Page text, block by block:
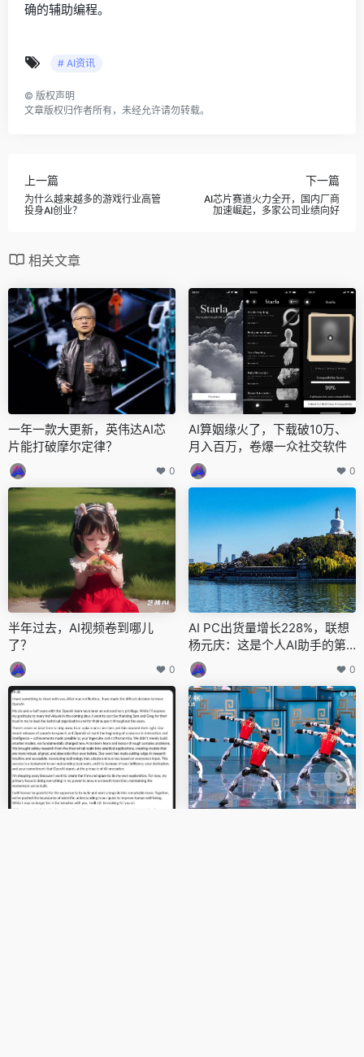
确的辅助编程。
# AI资讯
© 版权声明
文章版权归作者所有，未经允许请勿转载。
上一篇
为什么越来越多的游戏行业高管
投身AI创业？
下一篇
AI芯片赛道火力全开，国内厂商
加速崛起，多家公司业绩向好
相关文章
一年一款大更新，英伟达AI芯
片能打破摩尔定律？
0
AI算姻缘火了，下载破10万、
月入百万，卷爆一众社交软件
0
半年过去，AI视频卷到哪儿
了？
0
AI PC出货量增长228%，联想
杨元庆：这是个人AI助手的第
一步
0